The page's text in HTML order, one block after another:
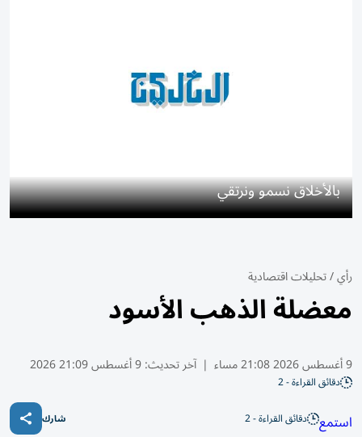
بالأخلاق نسمو ونرتقي
رأي/تحليلات اقتصادية
معضلة الذهب الأسود
9 أغسطس 2026 21:08 مساء | آخر تحديث:9 أغسطس 21:09 2026
دقائق القراءة - 2
استمع دقائق القراءة - 2 شارك